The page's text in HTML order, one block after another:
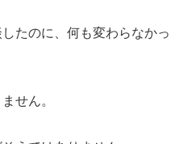
たのに、何も変わらなかっ
せん。